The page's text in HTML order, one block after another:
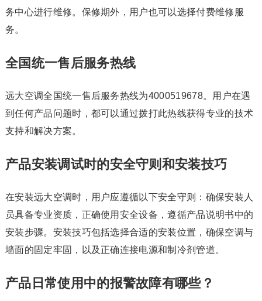
务中心进行维修。保修期外，用户也可以选择付费维修服
务。
全国统一售后服务热线
远大空调全国统一售后服务热线为4000519678。用户在遇
到任何产品问题时，都可以通过拨打此热线获得专业的技术
支持和解决方案。
产品安装调试时的安全守则和安装技巧
在安装远大空调时，用户应遵循以下安全守则：确保安装人
员具备专业资质，正确使用安全设备，遵循产品说明书中的
安装步骤。安装技巧包括选择合适的安装位置，确保空调与
墙面的固定牢固，以及正确连接电源和制冷剂管道。
产品日常使用中的报警故障有哪些？